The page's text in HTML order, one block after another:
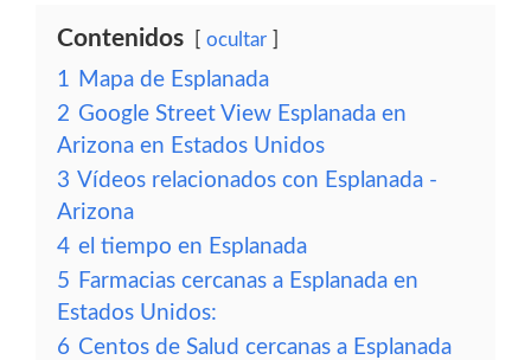
Contenidos ocultar
1 Mapa de Esplanada
2 Google Street View Esplanada en
Arizona en Estados Unidos
3 Vídeos relacionados con Esplanada -
Arizona
4 el tiempo en Esplanada
5 Farmacias cercanas a Esplanada en
Estados Unidos:
6 Centos de Salud cercanas a Esplanada